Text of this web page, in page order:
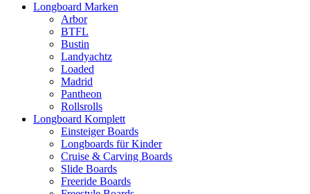
Longboard Marken
Arbor
BTFL
Bustin
Landyachtz
Loaded
Madrid
Pantheon
Rollsrolls
Longboard Komplett
Einsteiger Boards
Longboards für Kinder
Cruise & Carving Boards
Slide Boards
Freeride Boards